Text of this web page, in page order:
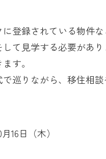
登録されている物件
て見学する必要があ
す。
巡りながら、移住相
16日（木）